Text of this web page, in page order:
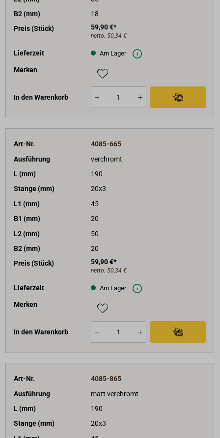
B2 (mm)
18
Preis (Stück)
59,90 €*
netto: 50,34 €
Lieferzeit Am Lager
Merken
In den Warenkorb
Art-Nr.
4085-665
Ausführung
verchromt
L (mm)
190
Stange (mm)
20x3
L1 (mm)
45
B1 (mm)
20
L2 (mm)
50
B2 (mm)
20
Preis (Stück)
59,90 €*
netto: 50,34 €
Lieferzeit Am Lager
Merken
In den Warenkorb
Art-Nr.
4085-865
Ausführung
matt verchromt
L (mm)
190
Stange (mm)
20x3